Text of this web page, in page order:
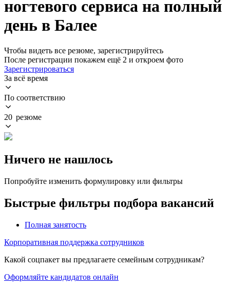
ногтевого сервиса на полный
день в Балее
Чтобы видеть все резюме, зарегистрируйтесь
После регистрации покажем ещё 2 и откроем фото
Зарегистрироваться
За всё время
По соответствию
20 резюме
Ничего не нашлось
Попробуйте изменить формулировку или фильтры
Быстрые фильтры подбора вакансий
Полная занятость
Корпоративная поддержка сотрудников
Какой соцпакет вы предлагаете семейным сотрудникам?
Оформляйте кандидатов онлайн